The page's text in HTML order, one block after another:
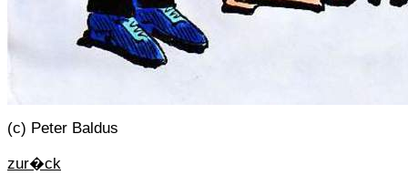
(c) Peter Baldus
zur�ck